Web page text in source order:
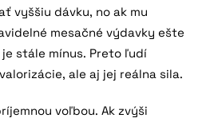
vyššiu dávku, no ak mu
mesačné výdavky ešte
stále mínus. Preto ľudí
ale aj jej reálna sila.
voľbou. Ak zvýši